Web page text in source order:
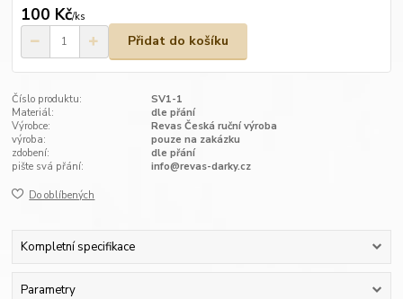
100 Kč/ks
Přidat do košíku
Číslo produktu:
SV1-1
Materiál:
dle přání
Výrobce:
Revas Česká ruční výroba
výroba:
pouze na zakázku
zdobení:
dle přání
pište svá přání:
info@revas-darky.cz
Do oblíbených
Kompletní specifikace
Parametry